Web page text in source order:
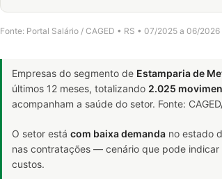
Fonte: Portal Salário / CAGED • RS • 07/2025 a 06/2026
Empresas do segmento de Estamparia de
últimos 12 meses, totalizando 2.025
acompanham a saúde do setor. Fonte:
O setor está com baixa demanda no estado
nas contratações — cenário que pode
custos.